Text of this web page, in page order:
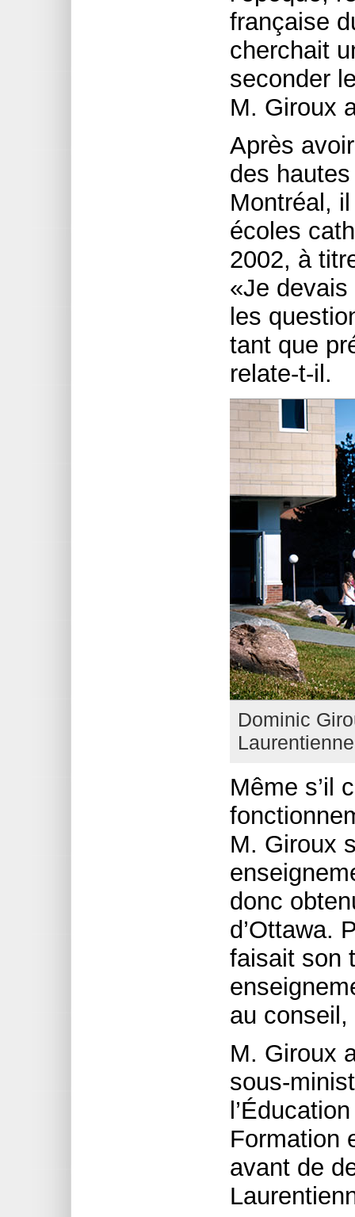
française
cherchait
seconder
M. Giroux
Après
des
Montréal,
écoles
2002, à
«Je
les
tant que
relate-t-il.
Dominic
Laurentienne
Même s’il
M. Giroux
donc
d’Ottawa.
faisait son
au conseil,
M. Giroux
sous-
Formation
avant de